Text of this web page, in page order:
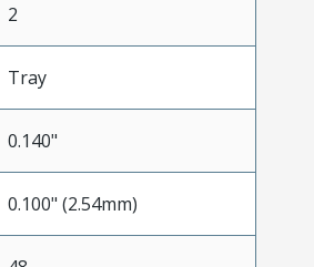
2
Tray
0.140"
0.100" (2.54mm)